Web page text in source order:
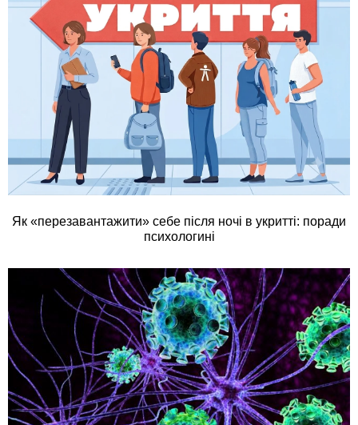
Як «перезавантажити» себе після ночі в укритті: поради
психологині